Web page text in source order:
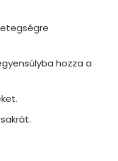
hozza a